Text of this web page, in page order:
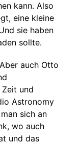
kann. Also
eine kleine
sie haben
sollte.
auch Otto
und
Astronomy
sich an
wo auch
und das